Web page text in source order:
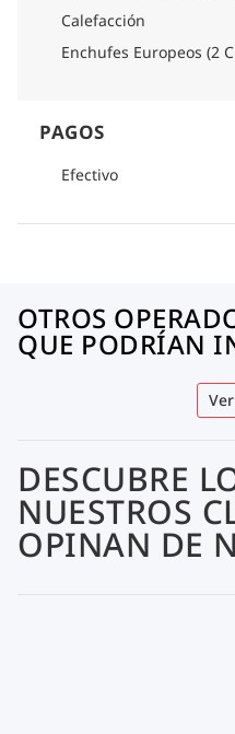
Calefacción
Enchufes Europeos (2
PAGOS
Efectivo
OTROS
QUE PODRÍAN
DESCUBRE
NUESTROS
OPINAN DE